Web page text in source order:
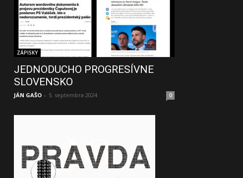
ZÁPISKY
JEDNODUCHO PROGRESÍVNE
SLOVENSKO
JÁN GAŠO - 5. septembra 2024 0